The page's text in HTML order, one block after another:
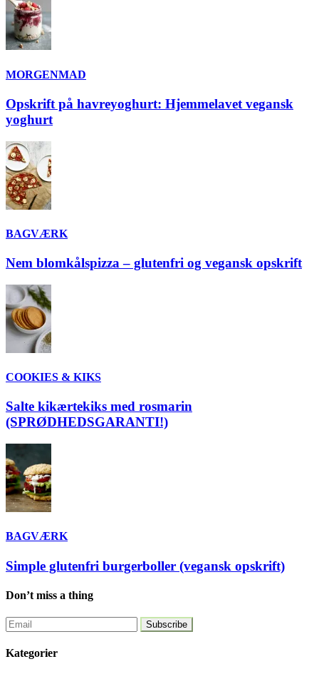
MORGENMAD
Opskrift på havreyoghurt: Hjemmelavet vegansk
yoghurt
BAGVÆRK
Nem blomkålspizza – glutenfri og vegansk opskrift
COOKIES & KIKS
Salte kikærtekiks med rosmarin
(SPRØDHEDSGARANTI!)
BAGVÆRK
Simple glutenfri burgerboller (vegansk opskrift)
Don’t miss a thing
Kategorier